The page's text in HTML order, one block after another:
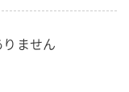
ません